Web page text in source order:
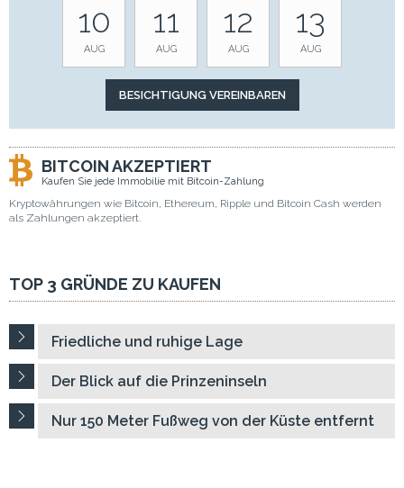
10
AUG
11
AUG
12
AUG
13
AUG
BITCOIN AKZEPTIERT
Kaufen Sie jede Immobilie mit Bitcoin-Zahlung
Kryptowährungen wie Bitcoin, Ethereum, Ripple und Bitcoin Cash werden
als Zahlungen akzeptiert.
TOP 3 GRÜNDE ZU KAUFEN
Friedliche und ruhige Lage
Der Blick auf die Prinzeninseln
Nur 150 Meter Fußweg von der Küste entfernt